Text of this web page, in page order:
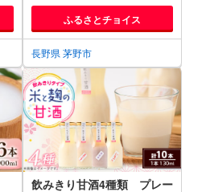
ふるさとチョイス
長野県 茅野市
飲みきり甘酒4種類 プレー